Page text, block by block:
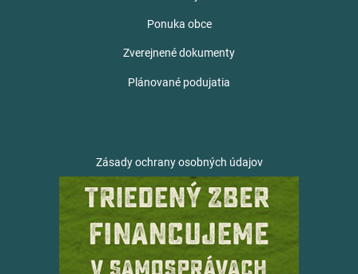
Ponuka obce
Zverejnené dokumenty
Plánované podujatia
Zásady ochrany osobných údajov